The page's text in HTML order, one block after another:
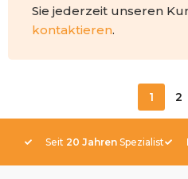
Sie jederzeit unseren
kontaktieren.
1 2
Seit 20 Jahren Spezialist